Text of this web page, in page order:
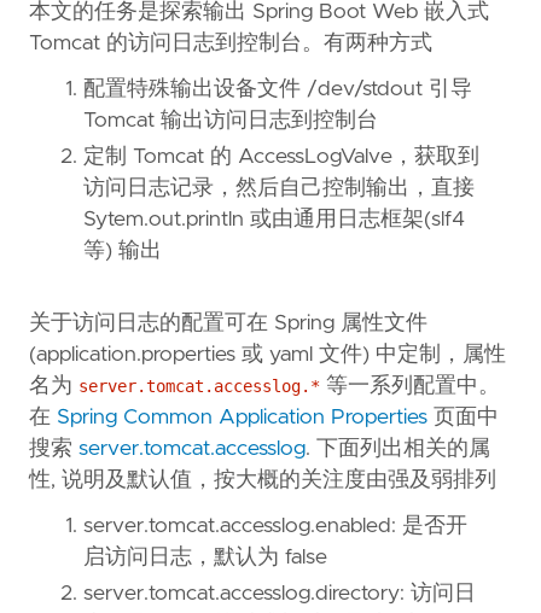
本文的任务是探索输出 Spring Boot Web 嵌入式
Tomcat 的访问日志到控制台。有两种方式
配置特殊输出设备文件 /dev/stdout 引导
Tomcat 输出访问日志到控制台
定制 Tomcat 的 AccessLogValve，获取到
访问日志记录，然后自己控制输出，直接
Sytem.out.println 或由通用日志框架(slf4
等) 输出
关于访问日志的配置可在 Spring 属性文件
(application.properties 或 yaml 文件) 中定制，属性
名为 server.tomcat.accesslog.* 等一系列配置中。
在 Spring Common Application Properties 页面中
搜索 server.tomcat.accesslog. 下面列出相关的属
性, 说明及默认值，按大概的关注度由强及弱排列
server.tomcat.accesslog.enabled: 是否开
启访问日志，默认为 false
server.tomcat.accesslog.directory: 访问日